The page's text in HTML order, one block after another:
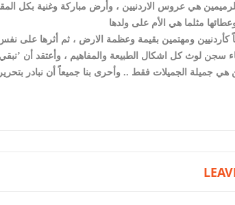
هي عروس الاردنيين ، وأرض مباركة وغنية بكل
كأردنيين ومهتمين بقيمة وعظمة الارض ، ثم أثرها على
سجن لوث كل اشكال الطبيعة والمفاهيم ، وأعتقد أن